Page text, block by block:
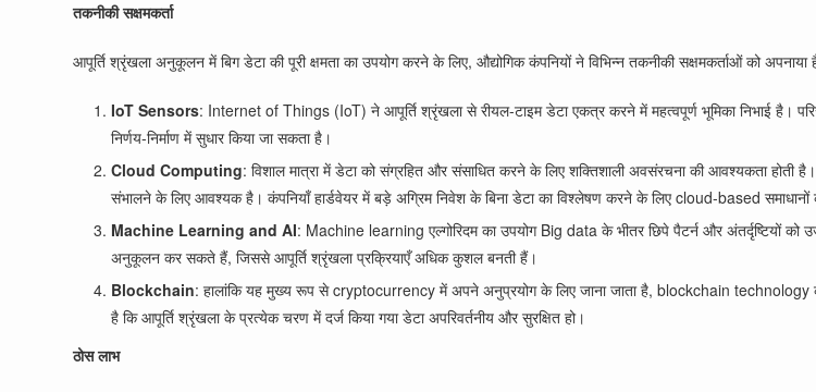
तकनीकी सक्षमकर्ता
आपूर्ति श्रृंखला अनुकूलन में बिग डेटा की पूरी क्षमता का उपयोग करने के लिए, औद्योगिक कंपनियों ने विभिन्न तकनीकी सक्षमकर्ताओं को
IoT Sensors: Internet of Things (IoT) ने आपूर्ति श्रृंखला से रीयल-टाइम डेटा एकत्र करने में महत्वपूर्ण भूमिका निभाई है।
निर्णय-निर्माण में सुधार किया जा सकता है।
Cloud Computing: विशाल मात्रा में डेटा को संग्रहित और संसाधित करने के लिए शक्तिशाली अवसंरचना की आवश्यकता
संभालने के लिए आवश्यक है। कंपनियाँ हार्डवेयर में बड़े अग्रिम निवेश के बिना डेटा का विश्लेषण करने के लिए cloud-based समाधानों
Machine Learning and AI: Machine learning एल्गोरिदम का उपयोग Big data के भीतर छिपे पैटर्न और अंतर्दृष्टियों
अनुकूलन कर सकते हैं, जिससे आपूर्ति श्रृंखला प्रक्रियाएँ अधिक कुशल बनती हैं।
Blockchain: हालांकि यह मुख्य रूप से cryptocurrency में अपने अनुप्रयोग के लिए जाना जाता है, blockchain technology
है कि आपूर्ति श्रृंखला के प्रत्येक चरण में दर्ज किया गया डेटा अपरिवर्तनीय और सुरक्षित हो।
ठोस लाभ